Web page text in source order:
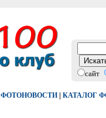
сайт
ФОТОНОВОСТИ | КАТАЛОГ